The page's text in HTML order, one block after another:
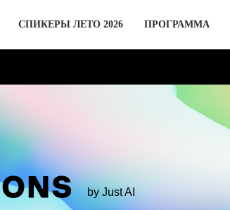
СПИКЕРЫ ЛЕТО 2026 ПРОГРАММА
by Just AI